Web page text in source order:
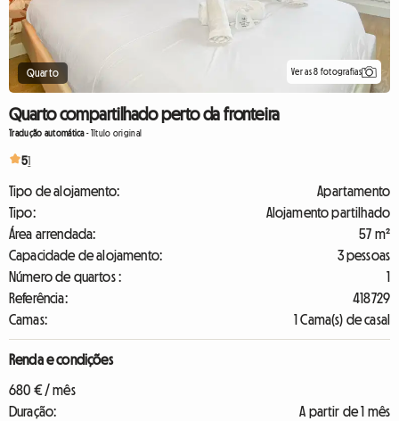
Quarto Ver as 8 fotografias
Quarto compartilhado perto da fronteira
Tradução automática-Título original
51
Tipo de alojamento:
Apartamento
Tipo:
Alojamento partilhado
Área arrendada:
57 m²
Capacidade de alojamento:
3 pessoas
Número de quartos :
1
Referência:
418729
Camas:
1 Cama(s) de casal
Renda e condições
680 € / mês
Duração:
A partir de 1 mês